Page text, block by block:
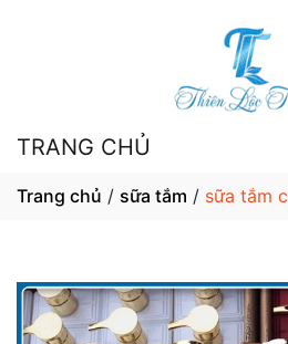
TRANG CHỦ
Trang chủ / sữa tắm / sữa tắm